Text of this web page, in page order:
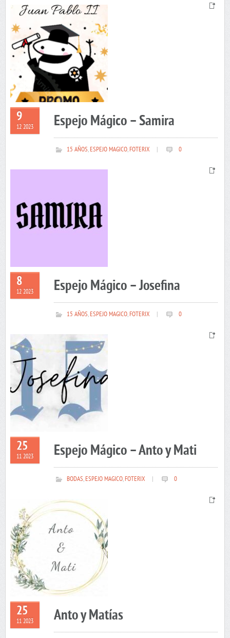
9
12 2023 Espejo Mágico – Samira
15 AÑOS,ESPEJO MAGICO,FOTERIX 0
8
12 2023 Espejo Mágico – Josefina
15 AÑOS,ESPEJO MAGICO,FOTERIX 0
25
11 2023 Espejo Mágico – Anto y Mati
BODAS,ESPEJO MAGICO,FOTERIX 0
25
11 2023 Anto y Matías